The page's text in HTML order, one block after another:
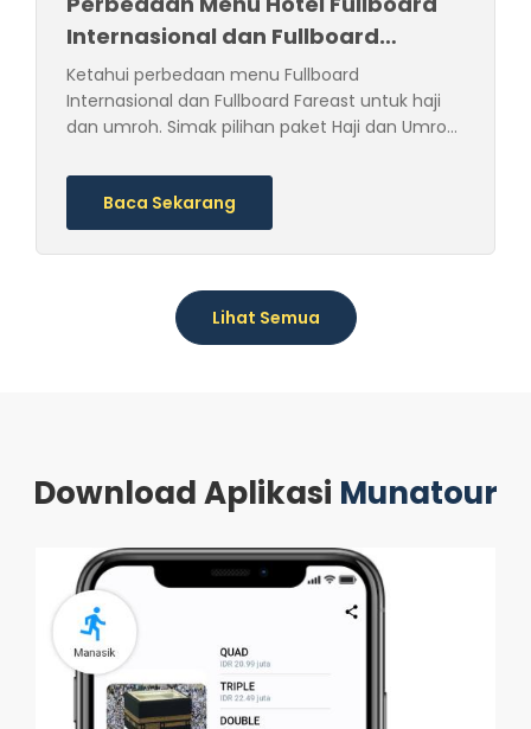
Internasional dan Fullboard
Fareast untuk Haji & Umroh
Ketahui perbedaan menu Fullboard
Internasional dan Fullboard Fareast untuk haji
dan umroh. Simak pilihan paket Haji dan Umroh
Baca Sekarang
Lihat Semua
Download Aplikasi Munatour